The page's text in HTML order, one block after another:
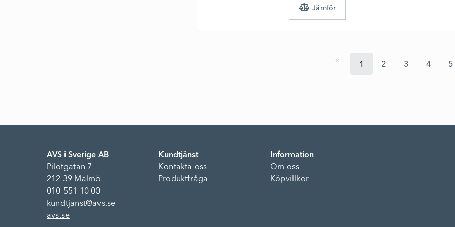
1 2 3 4 5
AVS i Sverige AB
Pilotgatan 7
212 39 Malmö
010-551 10 00
kundtjanst@avs.se
avs.se
Kundtjänst
Kontakta oss
Produktfråga
Information
Om oss
Köpvillkor